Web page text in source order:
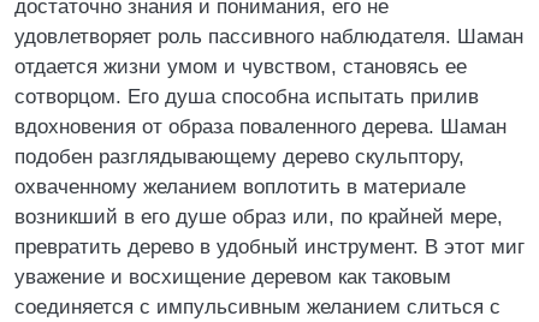
достаточно знания и понимания, его не
удовлетворяет роль пассивного наблюдателя. Шаман
отдается жизни умом и чувством, становясь ее
сотворцом. Его душа способна испытать прилив
вдохновения от образа поваленного дерева. Шаман
подобен разглядывающему дерево скульптору,
охваченному желанием воплотить в материале
возникший в его душе образ или, по крайней мере,
превратить дерево в удобный инструмент. В этот миг
уважение и восхищение деревом как таковым
соединяется с импульсивным желанием слиться с